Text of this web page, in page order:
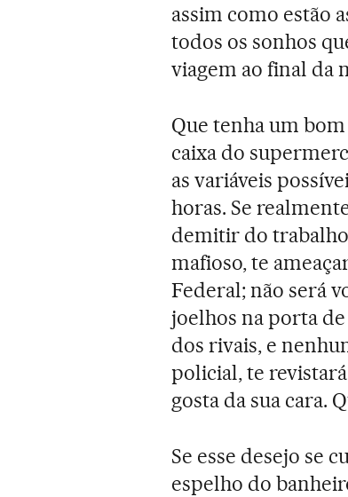
assim como estão
todos os sonhos
viagem ao final da
Que tenha um
caixa do
as variáveis
horas. Se
demitir do
mafioso, te
Federal; não será
joelhos na porta
dos rivais, e
policial, te
gosta da sua cara.
Se esse desejo se
espelho do